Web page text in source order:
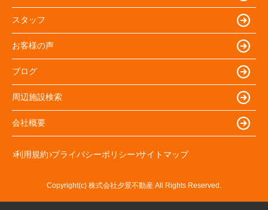
スタッフ
お客様の声
ブログ
周辺施設検索
会社概要
利用規約 プライバシーポリシー サイトマップ
Copyright(c) 株式会社夕景不動産 All Rights Reserved.